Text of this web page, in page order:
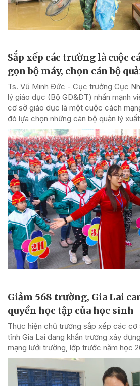
Sắp xếp các trường là cuộc
gọn bộ máy, chọn cán bộ
Ts. Vũ Minh Đức - Cục trưởng Cục
lý giáo dục (Bộ GD&ĐT) nhấn mạnh
cơ sở giáo dục là một cuộc cách
đó lựa chọn những cán bộ quản lý
Giảm 568 trường, Gia Lai
quyền học tập của học sinh
Thực hiện chủ trương sắp xếp các cơ
tỉnh Gia Lai đang khẩn trương xây
mạng lưới trường, lớp trước năm học